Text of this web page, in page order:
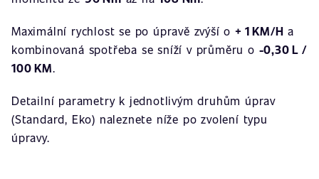
Maximální rychlost se po úpravě zvýší o + 1 KM/H a
kombinovaná spotřeba se sníží v průměru o -0,30 L /
100 KM.
Detailní parametry k jednotlivým druhům úprav
(Standard, Eko) naleznete níže po zvolení typu
úpravy.